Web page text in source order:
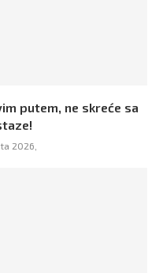
putem, ne skreće sa
2026,